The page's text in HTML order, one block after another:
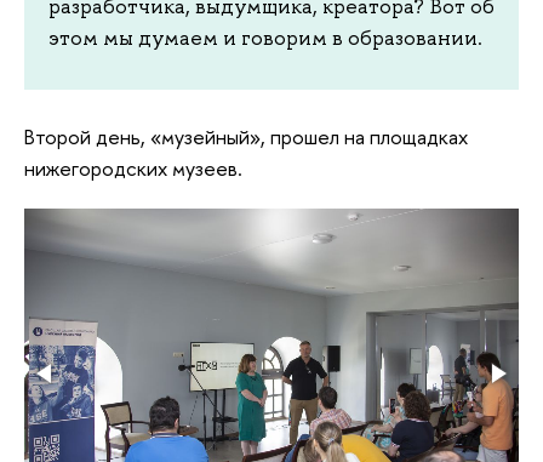
разработчика, выдумщика, креатора? Вот об
этом мы думаем и говорим в образовании.
Второй день, «музейный», прошел на площадках
нижегородских музеев.